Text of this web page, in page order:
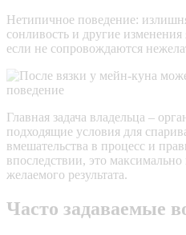
Нетипичное поведение:
сонливость и другие
если не сопровождаются
Главная задача владельца –
подходящие условия для
вмешательства в процесс и
впоследствии, это
желаемого результата.
Часто задаваемые